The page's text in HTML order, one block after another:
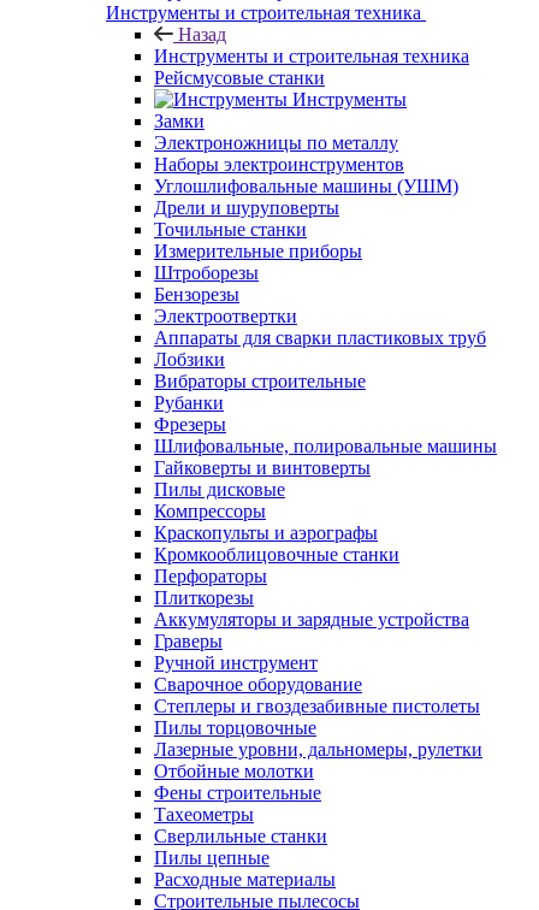
Инструменты и строительная техника
Назад
Инструменты и строительная техника
Рейсмусовые станки
Инструменты
Замки
Электроножницы по металлу
Наборы электроинструментов
Углошлифовальные машины (УШМ)
Дрели и шуруповерты
Точильные станки
Измерительные приборы
Штроборезы
Бензорезы
Электроотвертки
Аппараты для сварки пластиковых труб
Лобзики
Вибраторы строительные
Рубанки
Фрезеры
Шлифовальные, полировальные машины
Гайковерты и винтоверты
Пилы дисковые
Компрессоры
Краскопульты и аэрографы
Кромкооблицовочные станки
Перфораторы
Плиткорезы
Аккумуляторы и зарядные устройства
Граверы
Ручной инструмент
Сварочное оборудование
Степлеры и гвоздезабивные пистолеты
Пилы торцовочные
Лазерные уровни, дальномеры, рулетки
Отбойные молотки
Фены строительные
Тахеометры
Сверлильные станки
Пилы цепные
Расходные материалы
Строительные пылесосы